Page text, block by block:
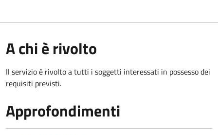
A chi è rivolto
Il servizio è rivolto a tutti i soggetti interessati in possesso dei
requisiti previsti.
Approfondimenti